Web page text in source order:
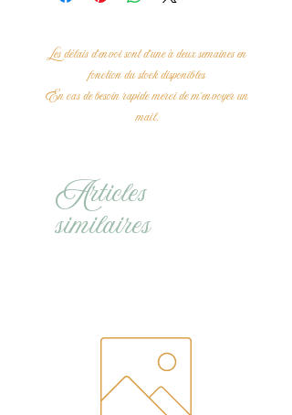
Les délais d'envoi sont d'une à deux semaines en
fonction du stock disponibles
En cas de besoin rapide merci de m'envoyer un
mail.
Articles
similaires